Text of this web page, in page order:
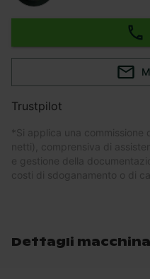
Trustpilot
* Si applica una commissione
netti), comprensiva di
e gestione della
costi di sdoganamento o di
Dettagli macchina